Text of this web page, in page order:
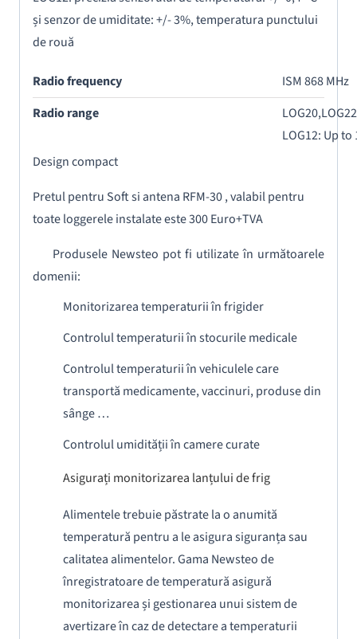
și senzor de umiditate: +/- 3%, temperatura punctului
de rouă
Radio frequency
ISM 868 MHz
Radio range
LOG12: Up
Design compact
Pretul pentru Soft si antena RFM-30 , valabil pentru
toate loggerele instalate este 300 Euro+TVA
Produsele Newsteo pot fi utilizate în următoarele
domenii:
Monitorizarea temperaturii în frigider
Controlul temperaturii în stocurile medicale
Controlul temperaturii în vehiculele care
transportă medicamente, vaccinuri, produse din
sânge …
Controlul umidității în camere curate
Asigurați monitorizarea lanțului de frig
Alimentele trebuie păstrate la o anumită
temperatură pentru a le asigura siguranța sau
calitatea alimentelor.Gama Newsteo de
înregistratoare de temperatură asigură
monitorizarea și gestionarea unui sistem de
avertizare în caz de detectare a temperaturii